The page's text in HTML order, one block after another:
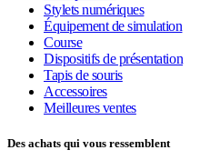
Stylets numériques
Équipement de simulation
Course
Dispositifs de présentation
Tapis de souris
Accessoires
Meilleures ventes
Des achats qui vous ressemblent